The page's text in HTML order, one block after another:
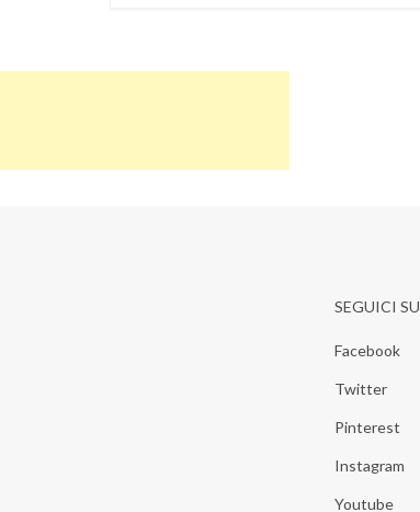
SEGUICI SU
Facebook
Twitter
Pinterest
Instagram
Youtube